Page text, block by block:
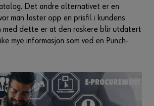
Det andre alternativet er en
man laster opp en prisfil i kundens
med dette er at den raskere blir utdatert
mye informasjon som ved en Punch-